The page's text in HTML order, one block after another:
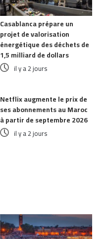
Casablanca prépare un
projet de valorisation
énergétique des déchets de
1,5 milliard de dollars
il y a 2 jours
Netflix augmente le prix de
ses abonnements au Maroc
à partir de septembre 2026
il y a 2 jours